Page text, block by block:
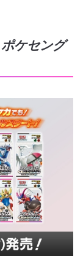
ケセング